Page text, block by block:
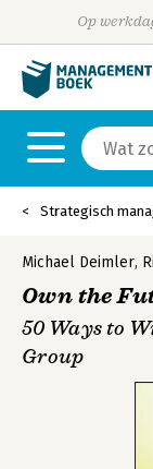
Op
Strategisch
Michael Deimler,
Own the
50 Ways to
Group